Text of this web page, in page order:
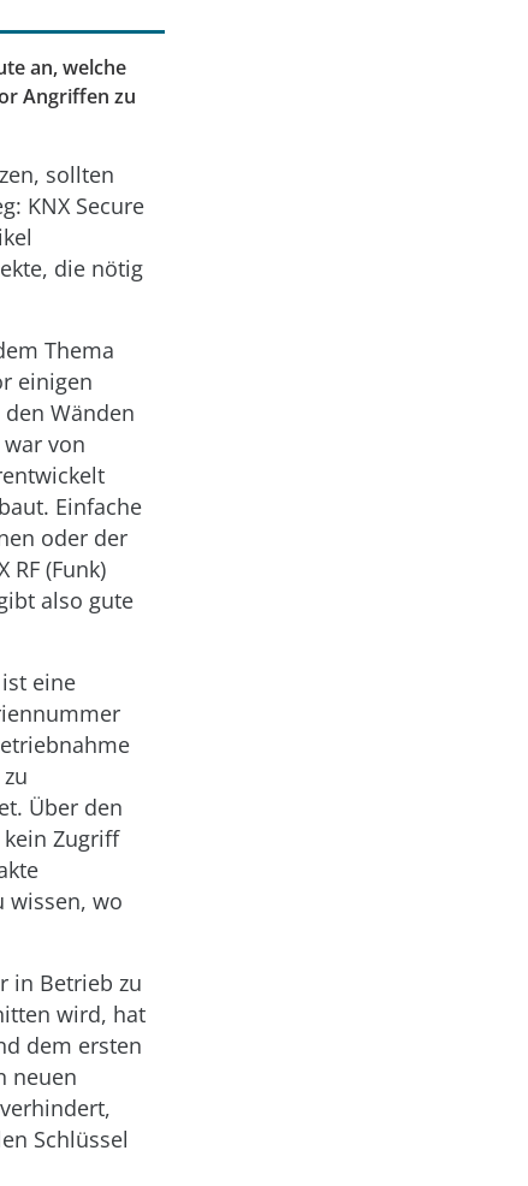
an, welche
Angriffen zu
sollten
KNX Secure
die nötig
Thema
einigen
Wänden
von
Einfache
oder der
(Funk)
also gute
eine
Über den
Zugriff
wissen, wo
in Betrieb zu
wird, hat
dem ersten
neuen
Schlüssel